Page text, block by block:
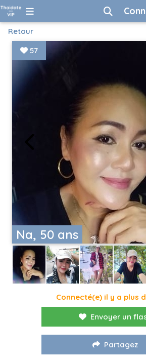
Retour
Na, 50 ans
57
Connecté(e) il y a plus
Envoyer un
Partagez